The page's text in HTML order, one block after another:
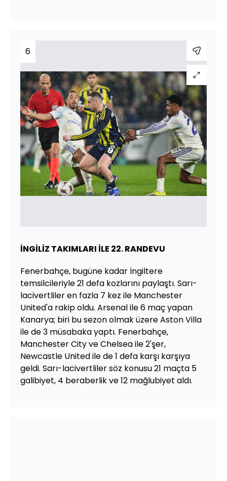
6
İNGİLİZ TAKIMLARI İLE 22. RANDEVU
Fenerbahçe, bugüne kadar İngiltere
temsilcileriyle 21 defa kozlarını paylaştı. Sarı-
lacivertliler en fazla 7 kez ile Manchester
United'a rakip oldu. Arsenal ile 6 maç yapan
Kanarya; biri bu sezon olmak üzere Aston Villa
ile de 3 müsabaka yaptı. Fenerbahçe,
Manchester City ve Chelsea ile 2'şer,
Newcastle United ile de 1 defa karşı karşıya
geldi. Sarı-lacivertliler söz konusu 21 maçta 5
galibiyet, 4 beraberlik ve 12 mağlubiyet aldı.